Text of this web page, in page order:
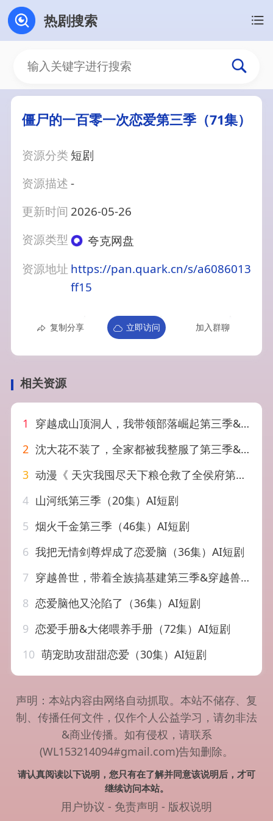
热剧搜索
僵尸的一百零一次恋爱第三季（71集）
资源分类 短剧
资源描述-
更新时间 2026-05-26
资源类型
夸克网盘
资源地址 https://pan.quark.cn/s/a6086013
ff15
复制分享 立即访问 加入群聊
相关资源
1
穿越成山顶洞人，我带领部落崛起第三季&穿越成山顶洞人我带领部落崛起第三季（36集）AI短剧
2 沈大花不装了，全家都被我整服了第三季&沈大花不装了全家都被我整服了第三季（62集）
3 动漫《 天灾我囤尽天下粮仓救了全侯府第三季（70集）
4 山河纸第三季（20集）AI短剧
5 烟火千金第三季（46集）AI短剧
6 我把无情剑尊焊成了恋爱脑（36集）AI短剧
7 穿越兽世，带着全族搞基建第三季&穿越兽世带着全族搞基建第三季（120集）AI短剧
8 恋爱脑他又沦陷了（36集）AI短剧
9 恋爱手册&大佬喂养手册（72集）AI短剧
10 萌宠助攻甜甜恋爱（30集）AI短剧
声明：本站内容由网络自动抓取。本站不储存、复
制、传播任何文件，仅作个人公益学习，请勿非法
&商业传播。如有侵权，请联系
(WL153214094#gmail.com)告知删除。
请认真阅读以下说明，您只有在了解并同意该说明后，才可
继续访问本站。
用户协议 - 免责声明 - 版权说明